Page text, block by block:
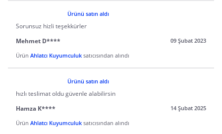
Ürünü satın aldı
Sorunsuz hizli teşekkürler
Mehmet D****
09 Şubat 2023
Ürün Ahlatcı Kuyumculuk satıcısından alındı
Ürünü satın aldı
hızlı teslimat oldu güvenle alabilirsin
Hamza K****
14 Şubat 2025
Ürün Ahlatcı Kuyumculuk satıcısından alındı